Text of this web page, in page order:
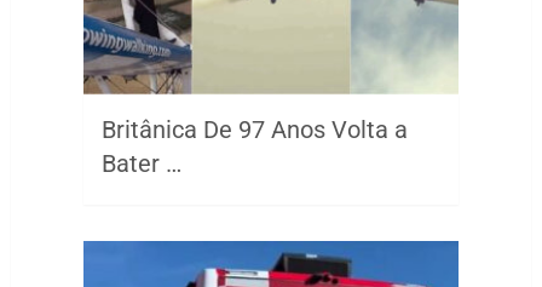
Britânica De 97 Anos Volta a
Bater …